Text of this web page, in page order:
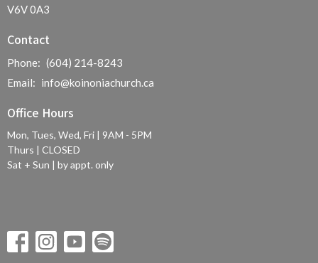
V6V 0A3
Contact
Phone: (604) 214-8243
Email: info@koinoniachurch.ca
Office Hours
Mon, Tues, Wed, Fri | 9AM - 5PM
Thurs | CLOSED
Sat + Sun | by appt. only